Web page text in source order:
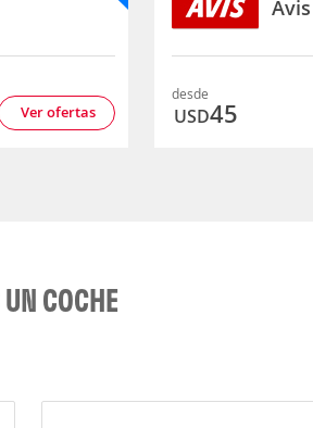
Ver ofertas
Avis
desde
USD45
COCHE